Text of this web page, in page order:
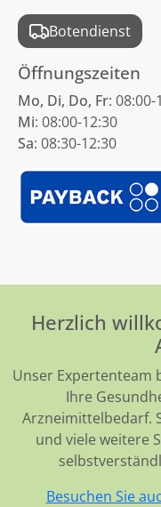
Botendienst
Öffnungszeiten
Mo, Di, Do, Fr:
Mi: 08:00-12:30
Sa: 08:30-12:30
Herzlich
Unser Expertenteam
Ihre
Arzneimittelbedarf.
und viele weitere
Besuchen Sie